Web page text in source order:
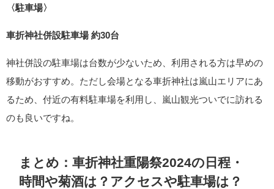
〈駐車場〉
車折神社併設駐車場 約30台
神社併設の駐車場は台数が少ないため、利用される方は早めの
移動がおすすめ。ただし会場となる車折神社は嵐山エリアにあ
るため、付近の有料駐車場を利用し、嵐山観光ついでに訪れる
のも良いですね。
まとめ：車折神社重陽祭2024の日程・
時間や菊酒は？アクセスや駐車場は？